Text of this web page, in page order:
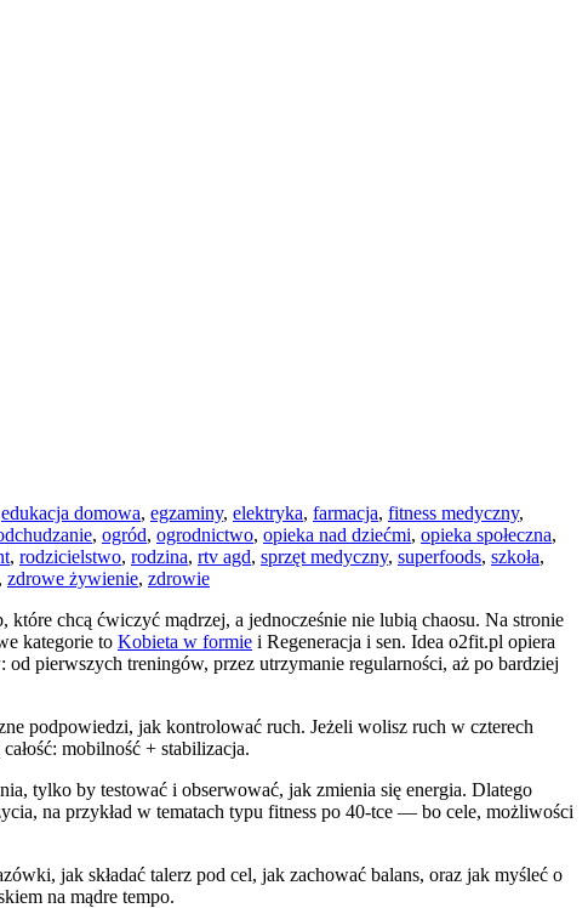
edukacja domowa, egzaminy, elektryka, farmacja, fitness medyczny,
, ogród, ogrodnictwo, opieka nad dziećmi, opieka społeczna,
, rodzicielstwo, rodzina, rtv agd, sprzęt medyczny, superfoods, szkoła,
, zdrowe żywienie, zdrowie
chcą ćwiczyć mądrzej, a jednocześnie nie lubią chaosu. Na stronie
kategorie to Kobieta w formie i Regeneracja i sen. Idea o2fit.pl opiera
pierwszych treningów, przez utrzymanie regularności, aż po bardziej
podpowiedzi, jak kontrolować ruch. Jeżeli wolisz ruch w czterech
mobilność + stabilizacja.
tylko by testować i obserwować, jak zmienia się energia. Dlatego
na przykład w tematach typu fitness po 40-tce — bo cele, możliwości
jak składać talerz pod cel, jak zachować balans, oraz jak myśleć o
na mądre tempo.